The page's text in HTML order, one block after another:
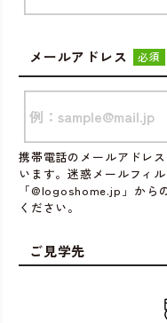
メールアドレス 必須
携帯電話のメールアドレ
います。迷惑メールフィ
「@logoshome.jp」から
ください。
ご見学先